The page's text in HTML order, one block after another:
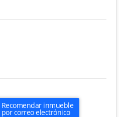
Recomendar inmueble
por correo electrónico